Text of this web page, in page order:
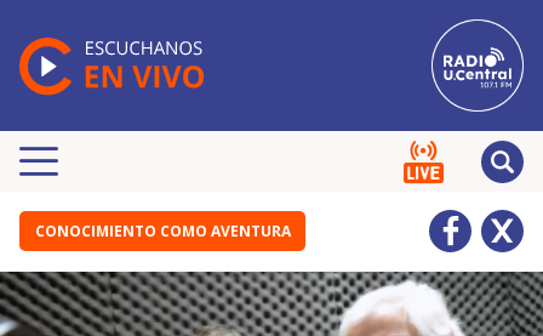
CONOCIMIENTO COMO AVENTURA